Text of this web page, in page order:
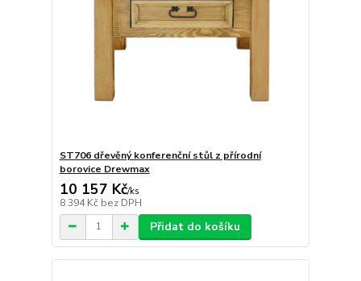
ST706 dřevěný konferenční stůl z přírodní
borovice Drewmax
10 157 Kč/ks
8 394 Kč bez DPH
Přidat do košíku